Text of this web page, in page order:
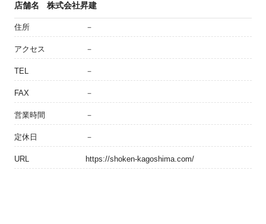
店舗名 株式会社昇建
住所 －
アクセス －
TEL －
FAX －
営業時間 －
定休日 －
URL https://shoken-kagoshima.com/